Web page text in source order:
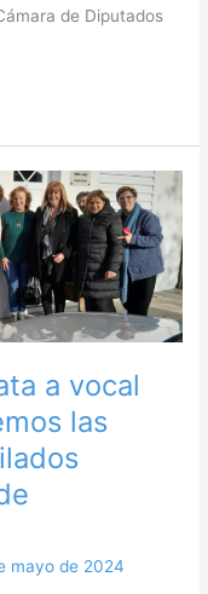
de Diputados
a vocal
las
mayo de 2024